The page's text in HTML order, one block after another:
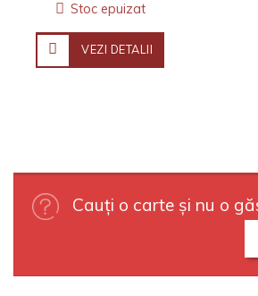
Stoc epuizat
VEZI DETALII
Cauți o carte și nu o